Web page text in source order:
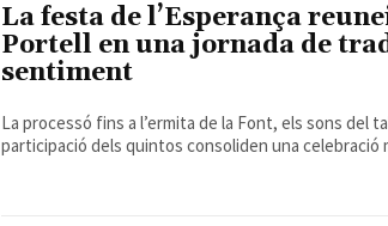
La festa de l’Esperança
Portell en una jornada de
sentiment
La processó fins a l’ermita de la Font, els sons del
participació dels quintos consoliden una celebració